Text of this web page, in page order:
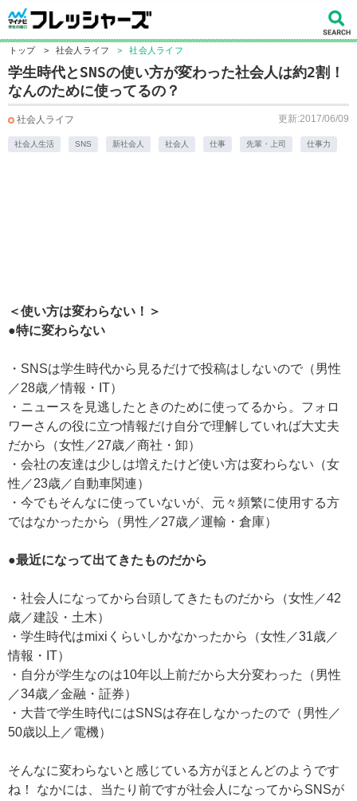
トップ > 社会人ライフ > 社会人ライフ
学生時代とSNSの使い方が変わった社会人は約2割！
なんのために使ってるの？
社会人ライフ 更新:2017/06/09
社会人生活 SNS 新社会人 社会人 仕事 先輩・上司 仕事力
＜使い方は変わらない！＞
●特に変わらない
・SNSは学生時代から見るだけで投稿はしないので（男性
／28歳／情報・IT）
・ニュースを見逃したときのために使ってるから。フォロ
ワーさんの役に立つ情報だけ自分で理解していれば大丈夫
だから（女性／27歳／商社・卸）
・会社の友達は少しは増えたけど使い方は変わらない（女
性／23歳／自動車関連）
・今でもそんなに使っていないが、元々頻繁に使用する方
ではなかったから（男性／27歳／運輸・倉庫）
●最近になって出てきたものだから
・社会人になってから台頭してきたものだから（女性／42
歳／建設・土木）
・学生時代はmixiくらいしかなかったから（女性／31歳／
情報・IT）
・自分が学生なのは10年以上前だから大分変わった（男性
／34歳／金融・証券）
・大昔で学生時代にはSNSは存在しなかったので（男性／
50歳以上／電機）
そんなに変わらないと感じている方がほとんどのようです
ね！ なかには、当たり前ですが社会人になってからSNSが